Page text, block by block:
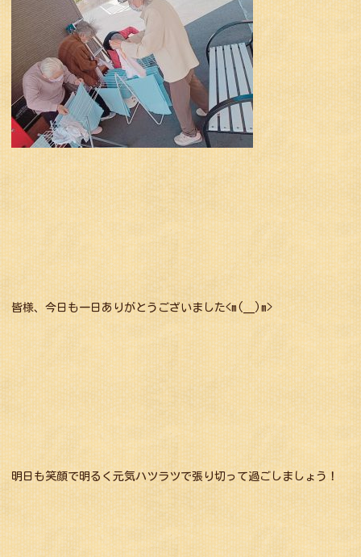
皆様、今日も一日ありがとうございました<m(__)m>
明日も笑顔で明るく元気ハツラツで張り切って過ごしましょう！